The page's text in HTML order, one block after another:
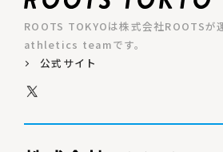
ROOTS TOKYOは株式会社ROOTSが
athletics teamです。
公式サイト